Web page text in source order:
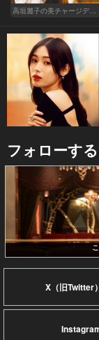
フォローする
X（旧Twitter